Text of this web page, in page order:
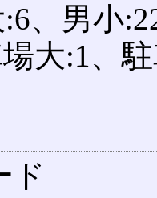
、男小
大:1、
ド